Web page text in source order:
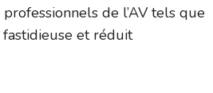
de l’AV tels que
fastidieuse et réduit